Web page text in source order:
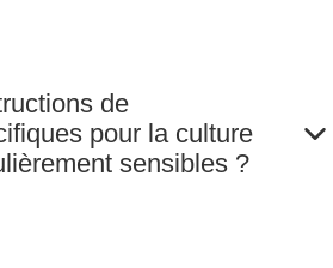
de
pour la culture
sensibles ?